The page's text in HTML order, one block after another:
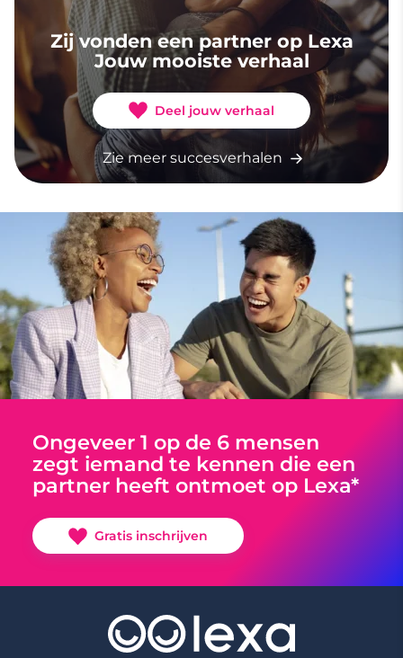
Zij vonden een partner op Lexa
Jouw mooiste verhaal
Deel jouw verhaal
Zie meer succesverhalen
Ongeveer 1 op de 6 mensen
zegt iemand te kennen die een
partner heeft ontmoet op Lexa*
Gratis inschrijven